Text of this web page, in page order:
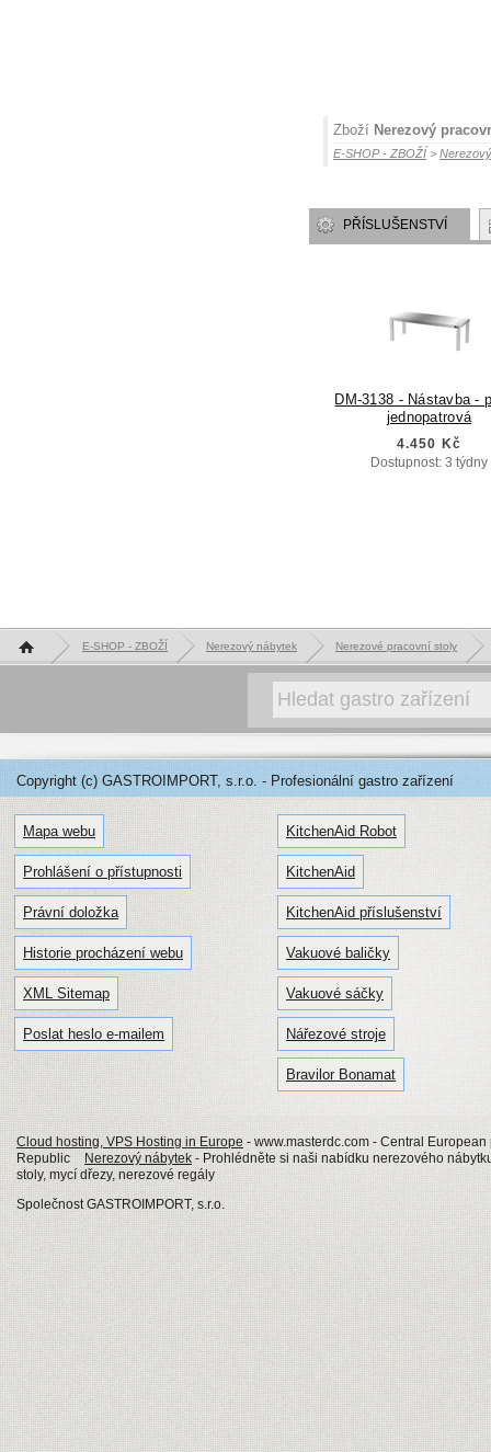
Zboží Nerezový
E-SHOP - ZBOŽÍ >
PŘÍSLUŠENSTVÍ
DM-3138 - Nástavba -
jednopatrová
4.450 Kč
Dostupnost: 3 týdny
Hlavní stránka E-SHOP - ZBOŽÍ Nerezový nábytek Nerezové pracovní stoly
Copyright (c) GASTROIMPORT, s.r.o. - Profesionální gastro zařízení
Mapa webu
Prohlášení o přístupnosti
Právní doložka
Historie procházení webu
XML Sitemap
Poslat heslo e-mailem
KitchenAid Robot
KitchenAid
KitchenAid příslušenství
Vakuové baličky
Vakuové sáčky
Nářezové stroje
Bravilor Bonamat
Cloud hosting, VPS Hosting in Europe - www.masterdc.com - Central
Republic
Nerezový nábytek - Prohlédněte si naši nabídku nerezového
stoly, mycí dřezy, nerezové regály
Společnost GASTROIMPORT, s.r.o.